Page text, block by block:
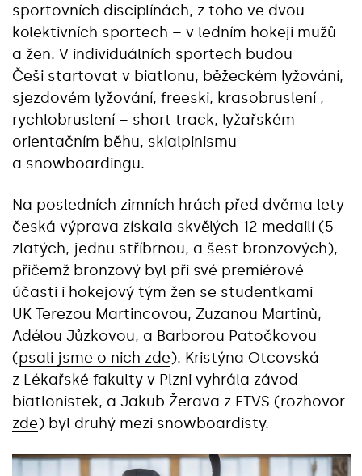
sportovních disciplínách, z toho ve dvou
kolektivních sportech – v ledním hokeji mužů
a žen. V individuálních sportech budou
Češi startovat v biatlonu, běžeckém lyžování,
sjezdovém lyžování, freeski, krasobruslení ,
rychlobruslení – short track, lyžařském
orientačním běhu, skialpinismu
a snowboardingu.
Na posledních zimních hrách před dvěma lety
česká výprava získala skvělých 12 medailí (5
zlatých, jednu stříbrnou, a šest bronzových),
přičemž bronzový byl při své premiérové
účasti i hokejový tým žen se studentkami
UK Terezou Martincovou, Zuzanou Martinů,
Adélou Jůzkovou, a Barborou Patočkovou
(psali jsme o nich zde). Kristýna Otcovská
z Lékařské fakulty v Plzni vyhrála závod
biatlonistek, a Jakub Žerava z FTVS (rozhovor
zde) byl druhý mezi snowboardisty.